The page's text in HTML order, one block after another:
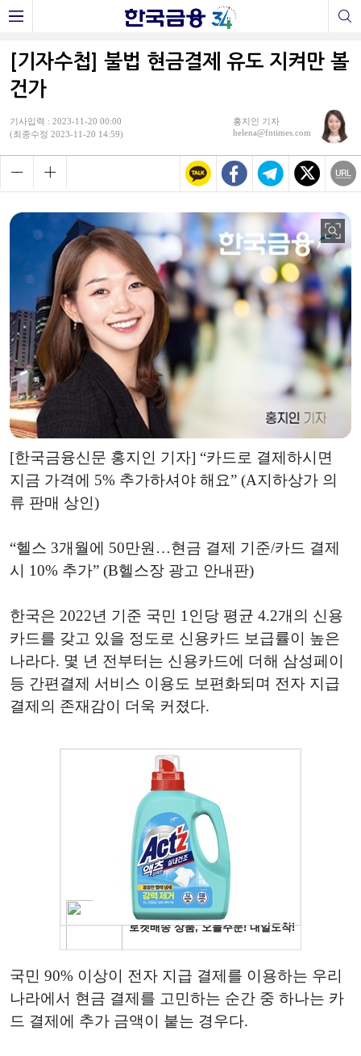
[기자수첩] 불법 현금결제 유도 지켜만 볼
건가
기사입력 : 2023-11-20 00:00
(최종수정 2023-11-20 14:59)
홍지인 기자
helena@fntimes.com
[한국금융신문 홍지인 기자] “카드로 결제하시면
지금 가격에 5% 추가하셔야 해요” (A지하상가 의
류 판매 상인)
“헬스 3개월에 50만원…현금 결제 기준/카드 결제
시 10% 추가” (B헬스장 광고 안내판)
한국은 2022년 기준 국민 1인당 평균 4.2개의 신용
카드를 갖고 있을 정도로 신용카드 보급률이 높은
나라다. 몇 년 전부터는 신용카드에 더해 삼성페이
등 간편결제 서비스 이용도 보편화되며 전자 지급
결제의 존재감이 더욱 커졌다.
국민 90% 이상이 전자 지급 결제를 이용하는 우리
나라에서 현금 결제를 고민하는 순간 중 하나는 카
드 결제에 추가 금액이 붙는 경우다.